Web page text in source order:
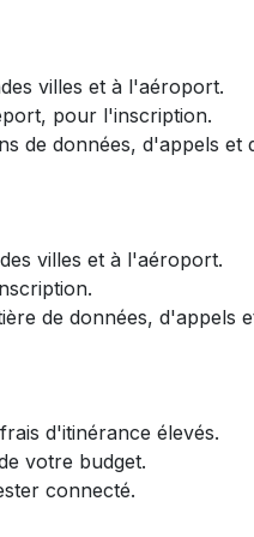
villes et à l'aéroport.
pour l'inscription.
de données, d'appels et
villes et à l'aéroport.
de données, d'appels
d'itinérance élevés.
votre budget.
connecté.